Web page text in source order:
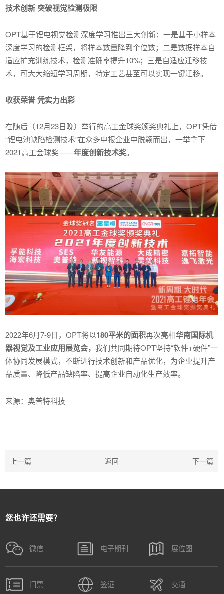
技术创新 突破视觉检测极限
OPT基于锂电视觉检测深度学习推出三大创新：一是基于小样本
深度学习的检测框架，将样本数量降到个位数；二是数据样本自
适应扩充训练技术，检测准确率提升10%；三是自适应迁移技
术，可大大缩短学习周期，特定工艺甚至可以实现一键迁移。
收获荣誉 凭实力出彩
在随后（12月23日晚）举行的高工金球奖颁奖典礼上，OPT凭借
“锂电池缺陷检测技术”在众多申报企业中脱颖而出，一举拿下
2021高工金球奖——年度创新技术奖。
2022年6月7-9日，OPT将以180平米的面积再次亮相华南国际机
器视觉及工业应用展览会，我们共同期待OPT坚持“软件+硬件”一
体协同发展模式，不断进行技术创新和产品优化，为企业提升产
品质量、降低产品缺陷率、提高企业自动化生产效率。
来源：奥普特科技
上一篇 返回 下一篇
您也许还需要？
微信 电子期刊 展位图
门票 签证 交通